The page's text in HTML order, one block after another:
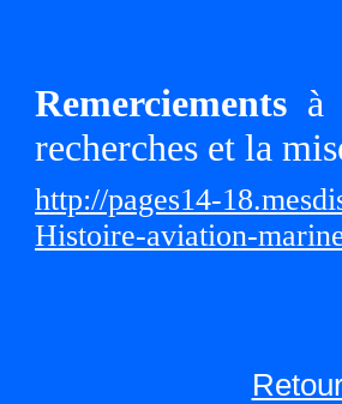
Remerciements à
recherches et la
http://pages14-
Histoire-aviation-